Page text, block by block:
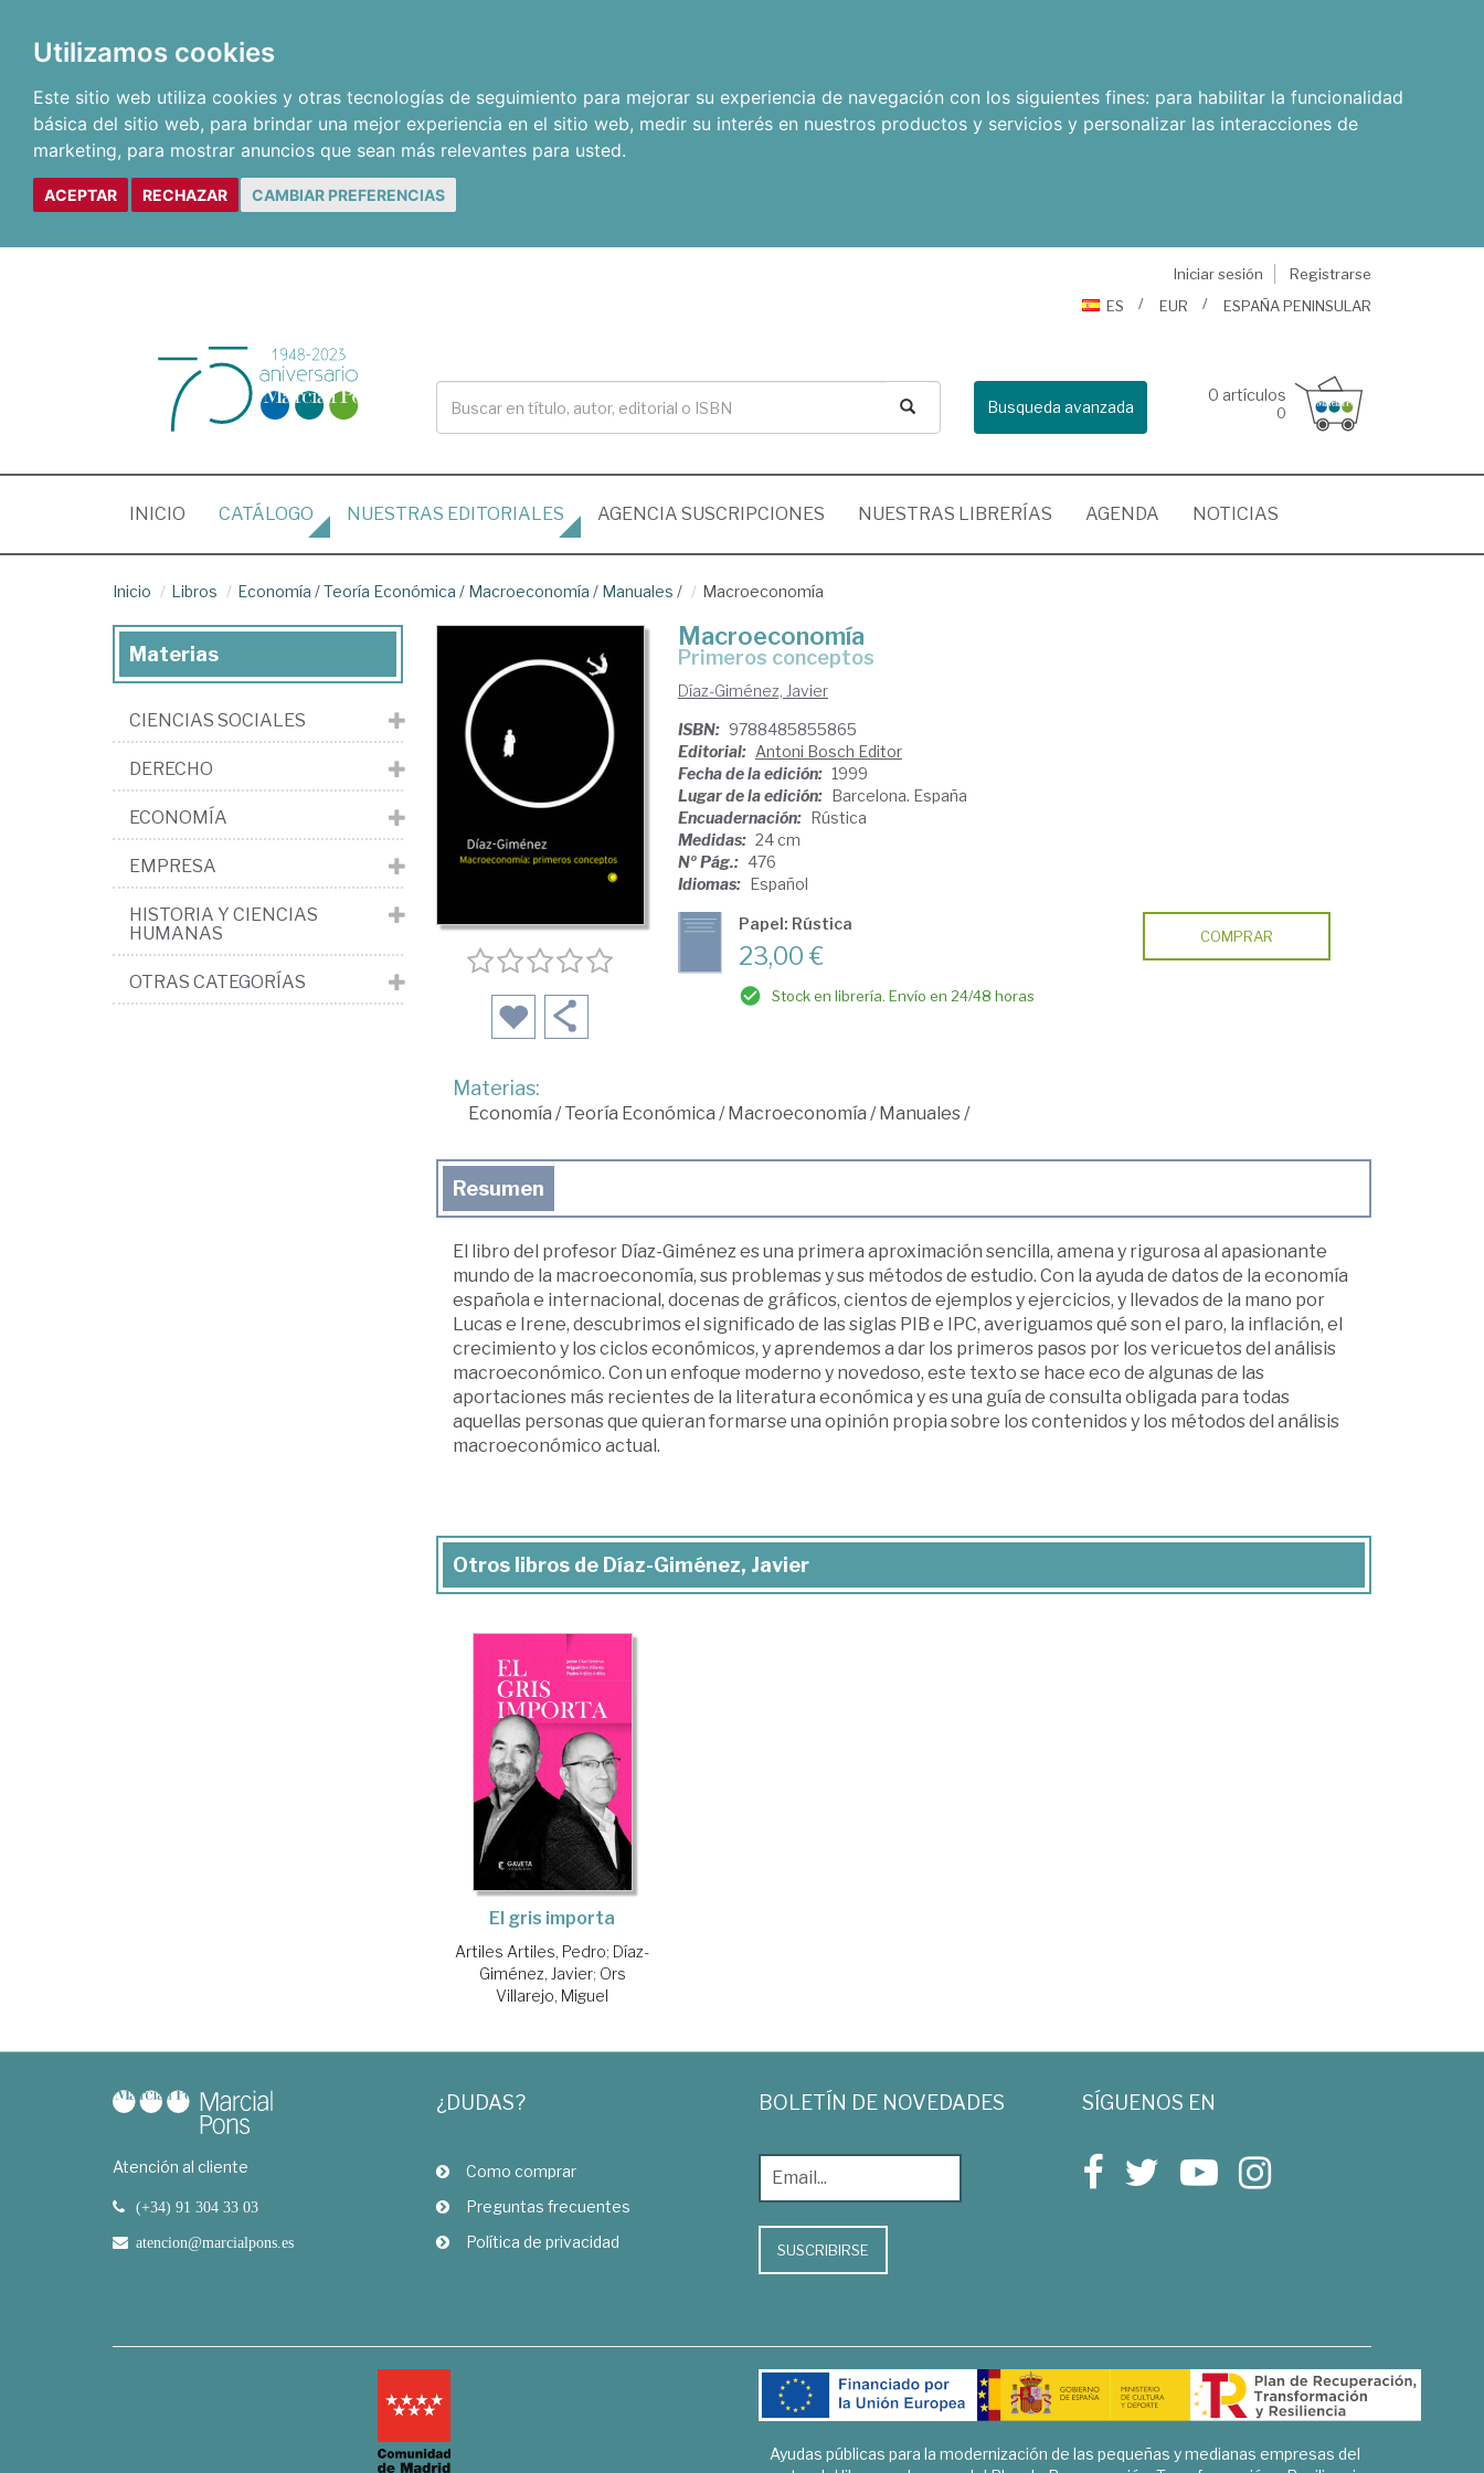
Utilizamos cookies
Este sitio web utiliza cookies y otras tecnologías de seguimiento para mejorar su experiencia de navegación con los siguientes fines: para habilitar la funcionalidad
básica del sitio web, para brindar una mejor experiencia en el sitio web, medir su interés en nuestros productos y servicios y personalizar las interacciones de
marketing, para mostrar anuncios que sean más relevantes para usted.
ACEPTAR RECHAZAR CAMBIAR PREFERENCIAS
Iniciar sesión
Registrarse
ES
EUR ESPAÑA PENINSULAR
Busqueda avanzada
0 artículos
0
INICIO (CURRENT)
CATÁLOGO NUESTRAS EDITORIALES AGENCIA SUSCRIPCIONES NUESTRAS LIBRERÍAS AGENDA NOTICIAS
Inicio Libros Economía /Teoría Económica / Macroeconomía / Manuales / Macroeconomía
Macroeconomía
primeros conceptos
Díaz-Giménez, Javier
ISBN: 9788485855865
Editorial: Antoni Bosch Editor
Fecha de la edición: 1999
Lugar de la edición: Barcelona. España
Encuadernación: Rústica
Medidas: 24 cm
Nº Pág.: 476
Idiomas: Español
Papel: Rústica
23,00 €
Stock en librería. Envío en 24/48 horas
COMPRAR
Materias:
Economía /Teoría Económica /Macroeconomía /Manuales/
Resumen
El libro del profesor Díaz-Giménez es una primera aproximación sencilla, amena y rigurosa al apasionante
mundo de la macroeconomía, sus problemas y sus métodos de estudio. Con la ayuda de datos de la economía
española e internacional, docenas de gráficos, cientos de ejemplos y ejercicios, y llevados de la mano por
Lucas e Irene, descubrimos el significado de las siglas PIB e IPC, averiguamos qué son el paro, la inflación, el
crecimiento y los ciclos económicos, y aprendemos a dar los primeros pasos por los vericuetos del análisis
macroeconómico. Con un enfoque moderno y novedoso, este texto se hace eco de algunas de las
aportaciones más recientes de la literatura económica y es una guía de consulta obligada para todas
aquellas personas que quieran formarse una opinión propia sobre los contenidos y los métodos del análisis
macroeconómico actual.
Otros libros de Díaz-Giménez, Javier
El gris importa
Artiles Artiles, Pedro; Díaz-
Giménez, Javier; Ors
Villarejo, Miguel
Materias
CIENCIAS SOCIALES
DERECHO
ECONOMÍA
EMPRESA
HISTORIA Y CIENCIAS
HUMANAS
OTRAS CATEGORÍAS
Atención al cliente
(+34) 91 304 33 03
atencion@marcialpons.es
¿DUDAS?
Como comprar
Preguntas frecuentes
Política de privacidad
BOLETÍN DE NOVEDADES
SUSCRIBIRSE
SÍGUENOS EN
Ayudas públicas para la modernización de las pequeñas y medianas empresas del